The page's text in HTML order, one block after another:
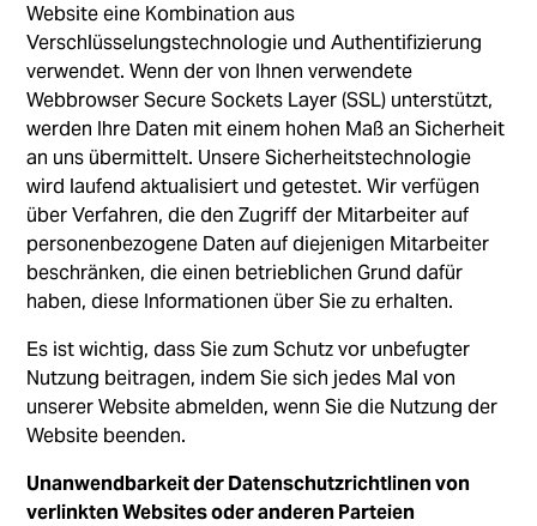
Website eine Kombination aus
Verschlüsselungstechnologie und Authentifizierung
verwendet. Wenn der von Ihnen verwendete
Webbrowser Secure Sockets Layer (SSL) unterstützt,
werden Ihre Daten mit einem hohen Maß an Sicherheit
an uns übermittelt. Unsere Sicherheitstechnologie
wird laufend aktualisiert und getestet. Wir verfügen
über Verfahren, die den Zugriff der Mitarbeiter auf
personenbezogene Daten auf diejenigen Mitarbeiter
beschränken, die einen betrieblichen Grund dafür
haben, diese Informationen über Sie zu erhalten.
Es ist wichtig, dass Sie zum Schutz vor unbefugter
Nutzung beitragen, indem Sie sich jedes Mal von
unserer Website abmelden, wenn Sie die Nutzung der
Website beenden.
Unanwendbarkeit der Datenschutzrichtlinen von
verlinkten Websites oder anderen Parteien